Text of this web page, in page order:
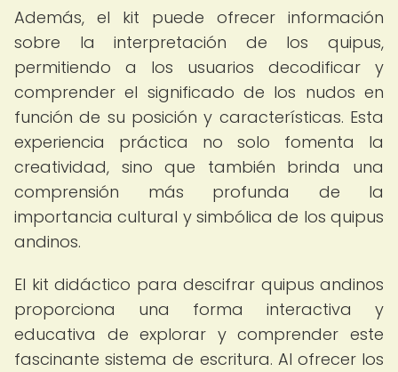
Además, el kit puede ofrecer información
sobre la interpretación de los quipus,
permitiendo a los usuarios decodificar y
comprender el significado de los nudos en
función de su posición y características. Esta
experiencia práctica no solo fomenta la
creatividad, sino que también brinda una
comprensión más profunda de la
importancia cultural y simbólica de los quipus
andinos.
El kit didáctico para descifrar quipus andinos
proporciona una forma interactiva y
educativa de explorar y comprender este
fascinante sistema de escritura. Al ofrecer los